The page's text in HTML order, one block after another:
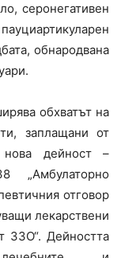
серонегативен
обнародвана
обхватът на
заплащани от
дейност –
отговор
лекарствени
ЗЗО“. Дейността